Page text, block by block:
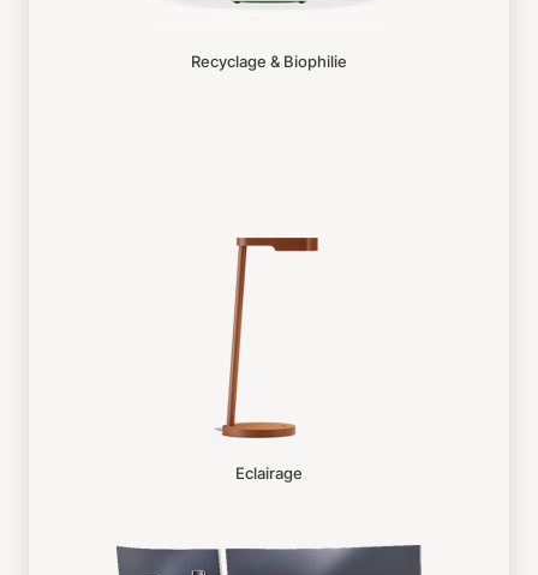
Recyclage & Biophilie
Eclairage